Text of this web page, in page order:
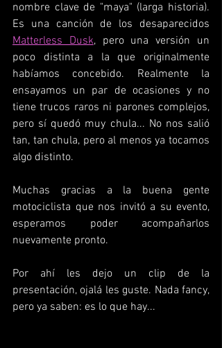
nombre clave de "maya" (larga historia).
Matterless Dusk, pero una versión un
poco distinta a la que originalmente
habíamos concebido. Realmente la
ensayamos un par de ocasiones y no
tiene trucos raros ni parones complejos,
pero sí quedó muy chula... No nos salió
tan, tan chula, pero al menos ya tocamos
algo distinto.
Muchas gracias a la buena gente
motociclista que nos invitó a su evento,
esperamos poder acompañarlos
nuevamente pronto.
Por ahí les dejo un clip de la
presentación, ojalá les guste. Nada fancy,
pero ya saben: es lo que hay...